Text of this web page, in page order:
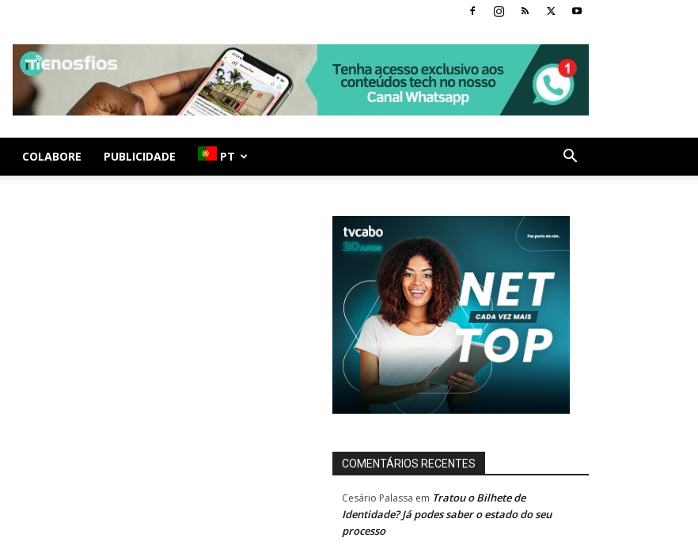
COLABORE PUBLICIDADE PT
COMENTÁRIOS RECENTES
Cesário Palassa em Tratou o Bilhete de
Identidade? Já podes saber o estado do seu
processo